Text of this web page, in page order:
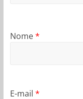
Nome*
E-mail *